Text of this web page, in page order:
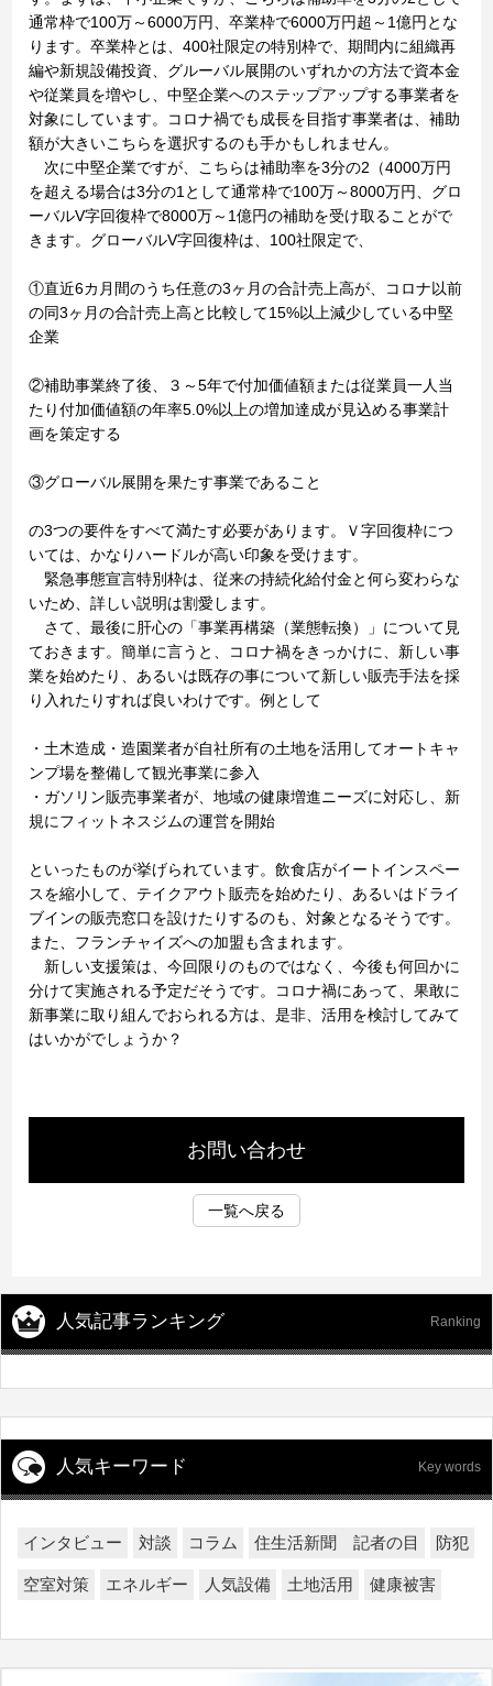
通常枠で100万～6000万円、卒業枠で6000万円超～1億円とな
ります。卒業枠とは、400社限定の特別枠で、期間内に組織再
編や新規設備投資、グルーバル展開のいずれかの方法で資本金
や従業員を増やし、中堅企業へのステップアップする事業者を
対象にしています。コロナ禍でも成長を目指す事業者は、補助
額が大きいこちらを選択するのも手かもしれません。
次に中堅企業ですが、こちらは補助率を3分の2（4000万円
を超える場合は3分の1として通常枠で100万～8000万円、グロ
ーバルV字回復枠で8000万～1億円の補助を受け取ることがで
きます。グローバルV字回復枠は、100社限定で、
①直近6カ月間のうち任意の3ヶ月の合計売上高が、コロナ以前
の同3ヶ月の合計売上高と比較して15%以上減少している中堅
企業
②補助事業終了後、３～5年で付加価値額または従業員一人当
たり付加価値額の年率5.0%以上の増加達成が見込める事業計
画を策定する
③グローバル展開を果たす事業であること
の3つの要件をすべて満たす必要があります。Ｖ字回復枠につ
いては、かなりハードルが高い印象を受けます。
緊急事態宣言特別枠は、従来の持続化給付金と何ら変わらな
いため、詳しい説明は割愛します。
さて、最後に肝心の「事業再構築（業態転換）」について見
ておきます。簡単に言うと、コロナ禍をきっかけに、新しい事
業を始めたり、あるいは既存の事について新しい販売手法を採
り入れたりすれば良いわけです。例として
・土木造成・造園業者が自社所有の土地を活用してオートキャ
ンプ場を整備して観光事業に参入
・ガソリン販売事業者が、地域の健康増進ニーズに対応し、新
規にフィットネスジムの運営を開始
といったものが挙げられています。飲食店がイートインスペー
スを縮小して、テイクアウト販売を始めたり、あるいはドライ
ブインの販売窓口を設けたりするのも、対象となるそうです。
また、フランチャイズへの加盟も含まれます。
新しい支援策は、今回限りのものではなく、今後も何回かに
分けて実施される予定だそうです。コロナ禍にあって、果敢に
新事業に取り組んでおられる方は、是非、活用を検討してみて
はいかがでしょうか？
お問い合わせ
一覧へ戻る
人気記事ランキング Ranking
人気キーワード Key words
インタビュー 対談 コラム 住生活新聞 記者の目 防犯
空室対策 エネルギー 人気設備 土地活用 健康被害